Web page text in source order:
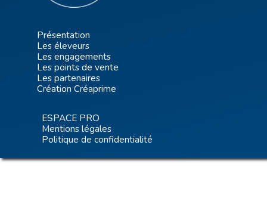
Présentation
Les éleveurs
Les engagements
Les points de vente
Les partenaires
Création Créaprime
ESPACE PRO
Mentions légales
Politique de confidentialité